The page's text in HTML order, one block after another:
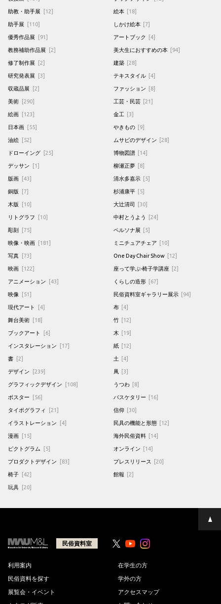
助教・助手展 [12]
助手展 [110]
優秀作品展 [91]
教務補助作品展 [2]
修了制作展 [2]
研究発表展 [3]
収蔵品展 [2]
美術 [290]
絵画 [123]
日本画 [55]
油絵 [52]
ドローイング [25]
デッサン [1]
版画 [43]
銅版 [7]
木版 [10]
リトグラフ [10]
彫刻 [75]
映像・映画 [181]
写真 [73]
映画 [122]
アニメーション [43]
映像 [51]
現代アート [4]
舞台美術 [18]
ブックアート [6]
インスタレーション [17]
書 [2]
デザイン [239]
グラフィックデザイン [108]
ポスター [56]
タイポグラフィ [21]
イラストレーション [4]
漫画 [15]
ピクトグラム [5]
プロダクトデザイン [83]
椅子 [42]
玩具 [20]
絵本 [18]
しかけ絵本 [7]
アートブック [4]
美大生におすすめの本 [94]
建築 [28]
テキスタイル [4]
ファッション [8]
工芸・民芸 [21]
金工 [3]
やきもの [9]
ムサビのデザイン [28]
博物図譜 [14]
柳瀬正夢 [8]
清水多嘉示 [5]
杉浦康平 [5]
大辻清司 [30]
中村とうよう [24]
ペルソナ展 [5]
ミニチュアチェア [10]
One Day Chair Show [12]
座って学ぶ-椅子学講座 [2]
くらしの造形 [67]
民俗資料室ギャラリー展示 [94]
布 [4]
竹 [12]
木 [19]
紙 [12]
土 [4]
凧 [3]
うつわ [8]
バスケタリー [16]
信仰 [30]
民具の機能と形態 [12]
海外民俗資料 [14]
オンライン [14]
プレスリリース [20]
館報 [2]
ペ
ー
民俗資料室 YoutubeYoutube
利用案内
民俗資料を探す
展覧会・イベント
在学生の方
学外の方
アクセスマップ